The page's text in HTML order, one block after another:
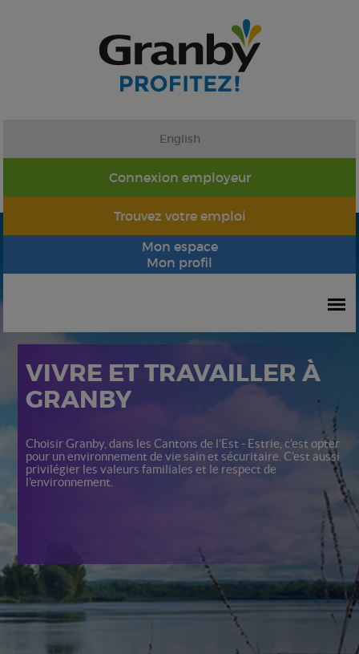
English
Connexion employeur
Trouvez votre emploi
Mon espace
Mon profil
VIVRE ET TRAVAILLER À
GRANBY
Choisir Granby, dans les Cantons de l’Est - Estrie, c’est opter
pour un environnement de vie sain et sécuritaire. C’est aussi
privilégier les valeurs familiales et le respect de
l’environnement.